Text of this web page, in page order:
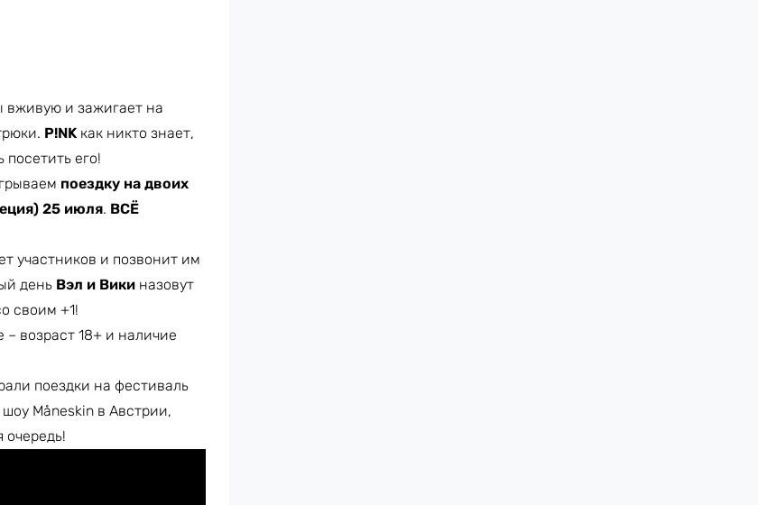
вживую и зажигает на
P!NK как никто знает,
посетить его!
поездку на двоих
25 июля. ВСЁ
участников и позвонит им
день Вэл и Вики назовут
своим +1!
– возраст 18+ и наличие
поездки на фестиваль
Måneskin в Австрии,
очередь!